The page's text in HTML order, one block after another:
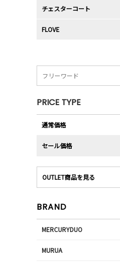
チェスターコート
FLOVE
PRICE TYPE
通常価格
セール価格
OUTLET商品を見る
BRAND
MERCURYDUO
MURUA